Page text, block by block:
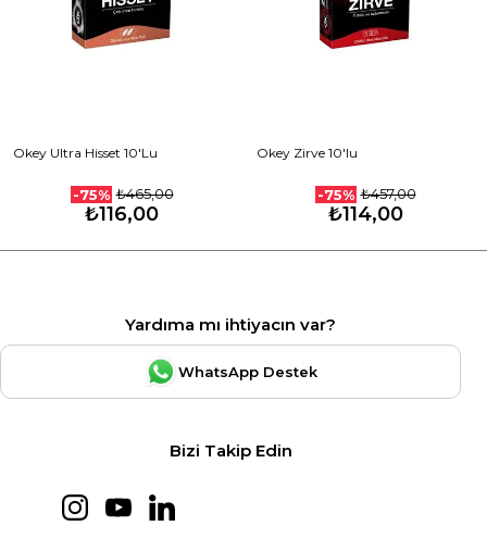
Okey Ultra Hisset 10'Lu
-75% ₺465,00
₺116,00
Okey Zirve 10'lu
-75% ₺457,00
₺114,00
Yardıma mı ihtiyacın var?
WhatsApp Destek
Bizi Takip Edin